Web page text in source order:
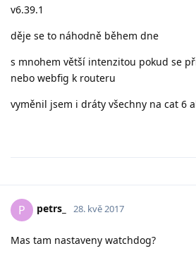
v6.39.1
děje se to náhodně během dne
s mnohem větší intenzitou pokud se
nebo webfig k routeru
vyměnil jsem i dráty všechny na cat 6
P petrs_ 28. kvě 2017
Mas tam nastaveny watchdog?